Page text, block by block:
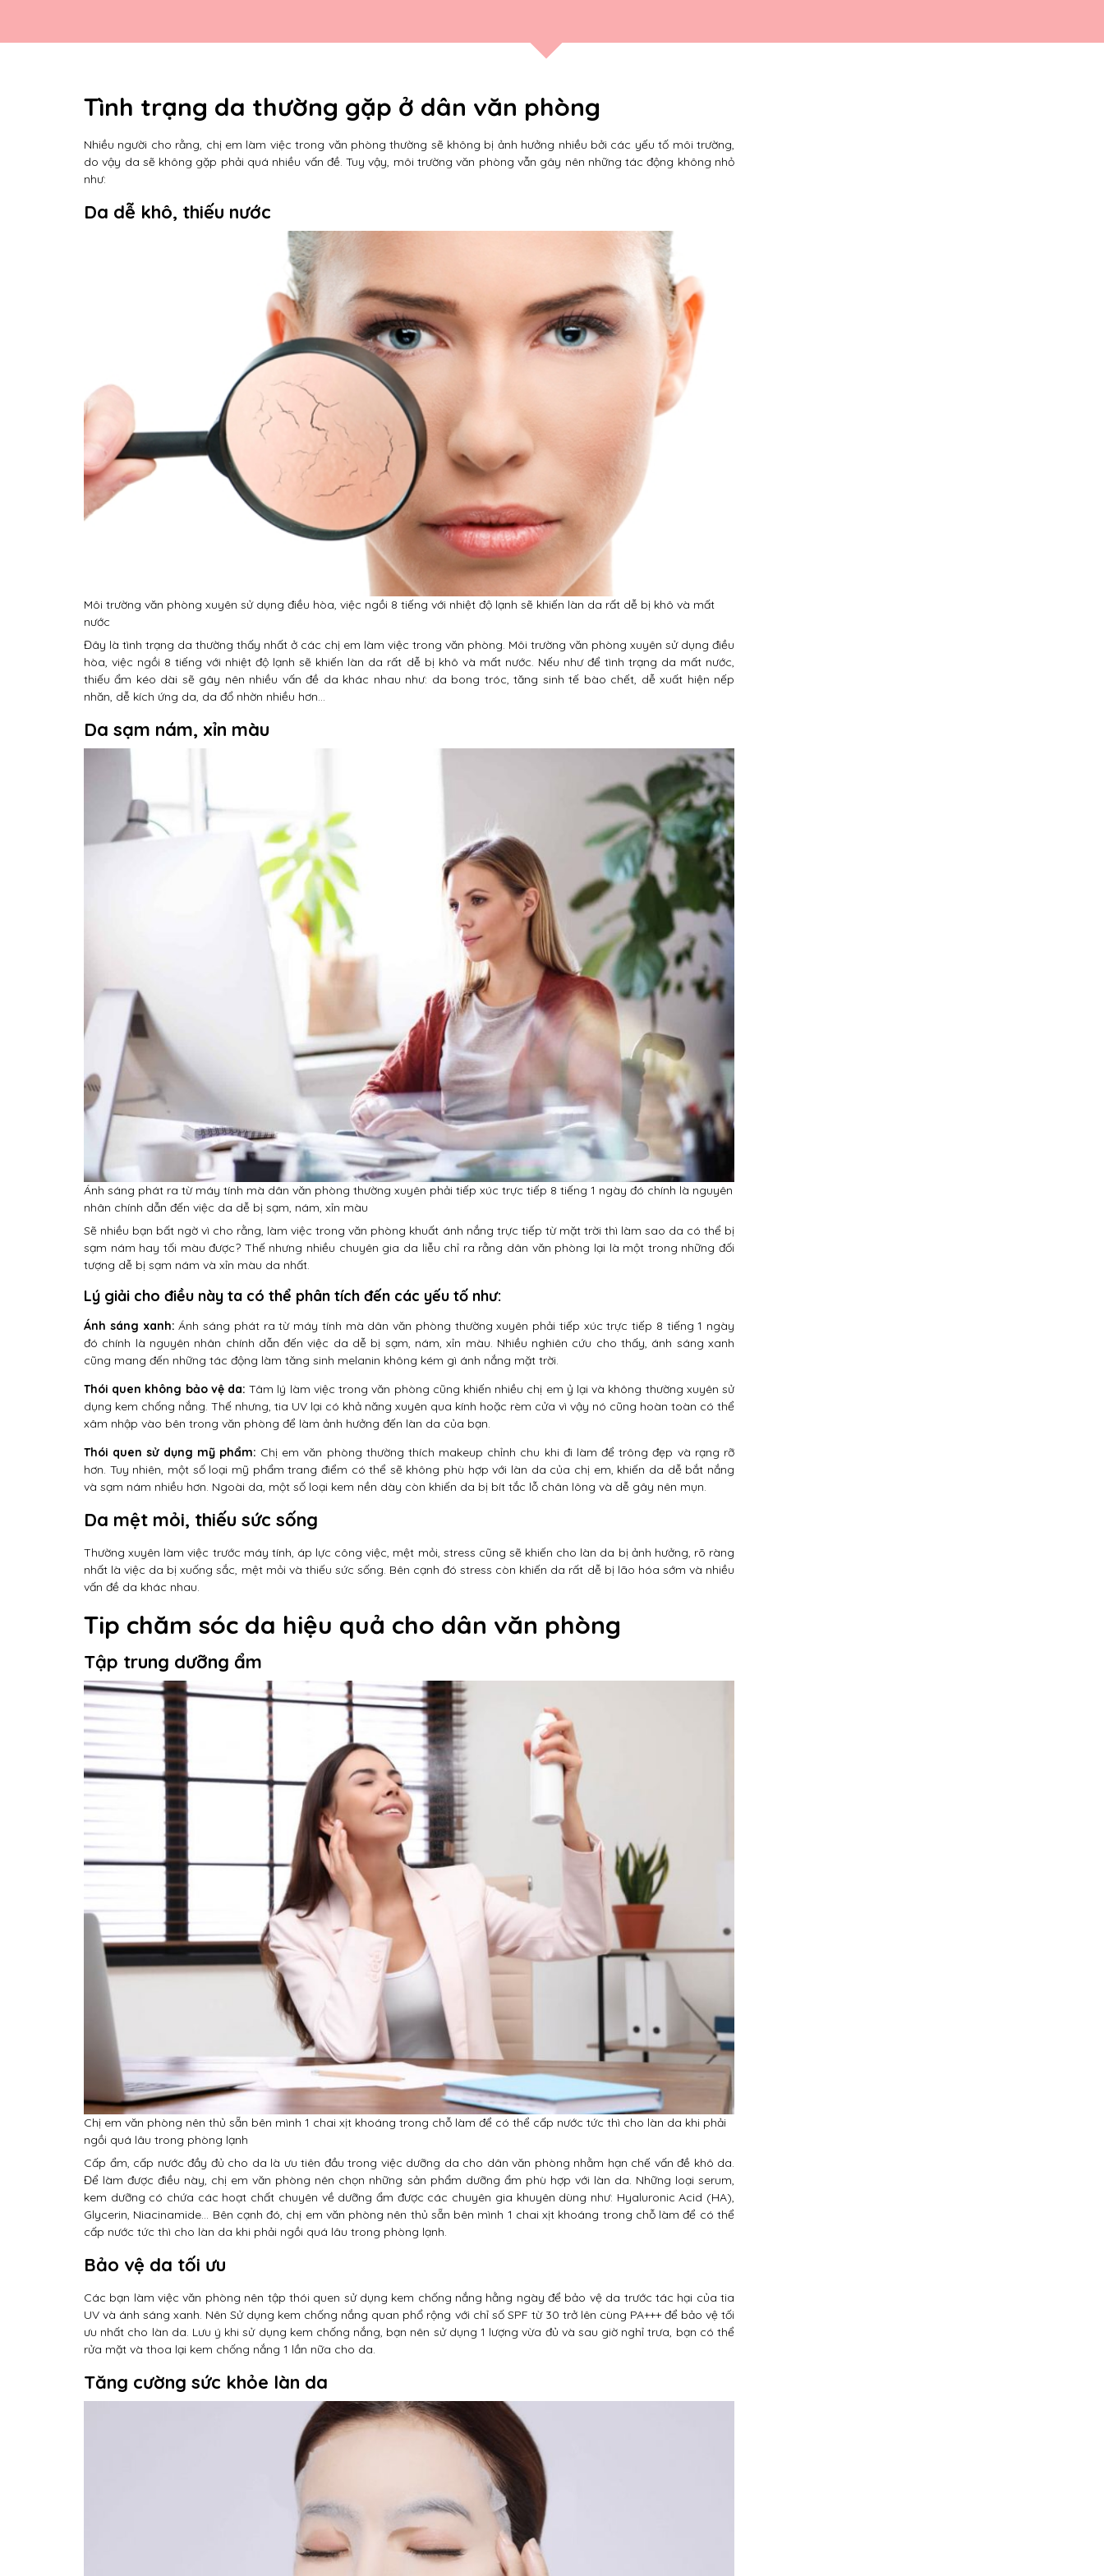
Tình trạng da thường gặp ở dân văn phòng
Nhiều người cho rằng, chị em làm việc trong văn phòng thường sẽ không bị ảnh hưởng nhiều bởi các yếu tố môi trường,
do vậy da sẽ không gặp phải quá nhiều vấn đề. Tuy vậy, môi trường văn phòng vẫn gây nên những tác động không nhỏ
như:
Da dễ khô, thiếu nước
Môi trường văn phòng xuyên sử dụng điều hòa, việc ngồi 8 tiếng với nhiệt độ lạnh sẽ khiến làn da rất dễ bị khô và mất
nước
Đây là tình trạng da thường thấy nhất ở các chị em làm việc trong văn phòng. Môi trường văn phòng xuyên sử dụng điều
hòa, việc ngồi 8 tiếng với nhiệt độ lạnh sẽ khiến làn da rất dễ bị khô và mất nước. Nếu như để tình trạng da mất nước,
thiếu ẩm kéo dài sẽ gây nên nhiều vấn đề da khác nhau như: da bong tróc, tăng sinh tế bào chết, dễ xuất hiện nếp
nhăn, dễ kích ứng da, da đổ nhờn nhiều hơn…
Da sạm nám, xỉn màu
Ánh sáng phát ra từ máy tính mà dân văn phòng thường xuyên phải tiếp xúc trực tiếp 8 tiếng 1 ngày đó chính là nguyên
nhân chính dẫn đến việc da dễ bị sạm, nám, xỉn màu
Sẽ nhiều bạn bất ngờ vì cho rằng, làm việc trong văn phòng khuất ánh nắng trực tiếp từ mặt trời thì làm sao da có thể bị
sạm nám hay tối màu được? Thế nhưng nhiều chuyên gia da liễu chỉ ra rằng dân văn phòng lại là một trong những đối
tượng dễ bị sạm nám và xỉn màu da nhất.
Lý giải cho điều này ta có thể phân tích đến các yếu tố như:
Ánh sáng xanh: Ánh sáng phát ra từ máy tính mà dân văn phòng thường xuyên phải tiếp xúc trực tiếp 8 tiếng 1 ngày
đó chính là nguyên nhân chính dẫn đến việc da dễ bị sạm, nám, xỉn màu. Nhiều nghiên cứu cho thấy, ánh sáng xanh
cũng mang đến những tác động làm tăng sinh melanin không kém gì ánh nắng mặt trời.
Thói quen không bảo vệ da: Tâm lý làm việc trong văn phòng cũng khiến nhiều chị em ỷ lại và không thường xuyên sử
dụng kem chống nắng. Thế nhưng, tia UV lại có khả năng xuyên qua kính hoặc rèm cửa vì vậy nó cũng hoàn toàn có thể
xâm nhập vào bên trong văn phòng để làm ảnh hưởng đến làn da của bạn.
Thói quen sử dụng mỹ phẩm: Chị em văn phòng thường thích makeup chỉnh chu khi đi làm để trông đẹp và rạng rỡ
hơn. Tuy nhiên, một số loại mỹ phẩm trang điểm có thể sẽ không phù hợp với làn da của chị em, khiến da dễ bắt nắng
và sạm nám nhiều hơn. Ngoài da, một số loại kem nền dày còn khiến da bị bít tắc lỗ chân lông và dễ gây nên mụn.
Da mệt mỏi, thiếu sức sống
Thường xuyên làm việc trước máy tính, áp lực công việc, mệt mỏi, stress cũng sẽ khiến cho làn da bị ảnh hưởng, rõ ràng
nhất là việc da bị xuống sắc, mệt mỏi và thiếu sức sống. Bên cạnh đó stress còn khiến da rất dễ bị lão hóa sớm và nhiều
vấn đề da khác nhau.
Tip chăm sóc da hiệu quả cho dân văn phòng
Tập trung dưỡng ẩm
Chị em văn phòng nên thủ sẵn bên mình 1 chai xịt khoáng trong chỗ làm để có thể cấp nước tức thì cho làn da khi phải
ngồi quá lâu trong phòng lạnh
Cấp ẩm, cấp nước đầy đủ cho da là ưu tiên đầu trong việc dưỡng da cho dân văn phòng nhằm hạn chế vấn đề khô da.
Để làm được điều này, chị em văn phòng nên chọn những sản phẩm dưỡng ẩm phù hợp với làn da. Những loại serum,
kem dưỡng có chứa các hoạt chất chuyên về dưỡng ẩm được các chuyên gia khuyên dùng như: Hyaluronic Acid (HA),
Glycerin, Niacinamide… Bên cạnh đó, chị em văn phòng nên thủ sẵn bên mình 1 chai xịt khoáng trong chỗ làm để có thể
cấp nước tức thì cho làn da khi phải ngồi quá lâu trong phòng lạnh.
Bảo vệ da tối ưu
Các bạn làm việc văn phòng nên tập thói quen sử dụng kem chống nắng hằng ngày để bảo vệ da trước tác hại của tia
UV và ánh sáng xanh. Nên Sử dụng kem chống nắng quan phổ rộng với chỉ số SPF từ 30 trở lên cùng PA+++ để bảo vệ tối
ưu nhất cho làn da. Lưu ý khi sử dụng kem chống nắng, bạn nên sử dụng 1 lượng vừa đủ và sau giờ nghỉ trưa, bạn có thể
rửa mặt và thoa lại kem chống nắng 1 lần nữa cho da.
Tăng cường sức khỏe làn da